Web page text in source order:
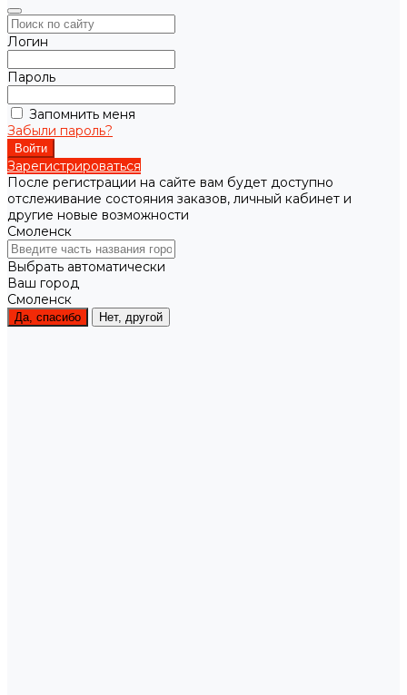
Логин
Пароль
Запомнить меня
Забыли пароль?
Зарегистрироваться
После регистрации на сайте вам будет доступно
отслеживание состояния заказов, личный кабинет и
другие новые возможности
Смоленск
Выбрать автоматически
Ваш город
Смоленск
Да, спасибо Нет, другой